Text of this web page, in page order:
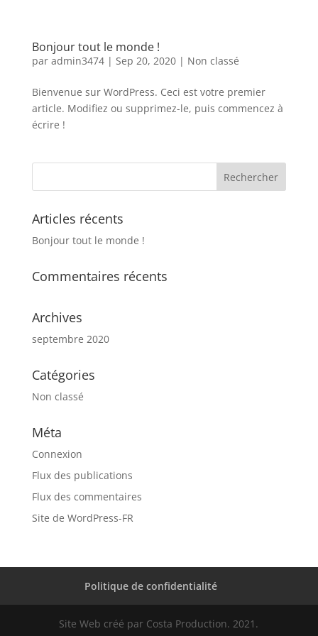
Bonjour tout le monde !
par admin3474| Sep 20, 2020| Non classé
Bienvenue sur WordPress. Ceci est votre premier
article. Modifiez ou supprimez-le, puis commencez à
écrire !
Articles récents
Bonjour tout le monde !
Commentaires récents
Archives
septembre 2020
Catégories
Non classé
Méta
Connexion
Flux des publications
Flux des commentaires
Site de WordPress-FR
Politique de confidentialité
Site Web créé par Costa Production. 2021.